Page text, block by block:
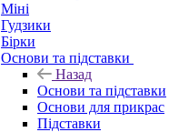
Міні
Гудзики
Бірки
Основи та підставки
Назад
Основи та підставки
Основи для прикрас
Підставки